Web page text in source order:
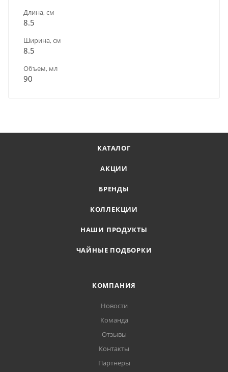
Длина, см
8.5
Ширина, см
8.5
Объем, мл
90
КАТАЛОГ
АКЦИИ
БРЕНДЫ
КОЛЛЕКЦИИ
НАШИ ПРОДУКТЫ
ЧАЙНЫЕ ПОДБОРКИ
КОМПАНИЯ
Новости
Команда
Отзывы
Контакты
Партнеры